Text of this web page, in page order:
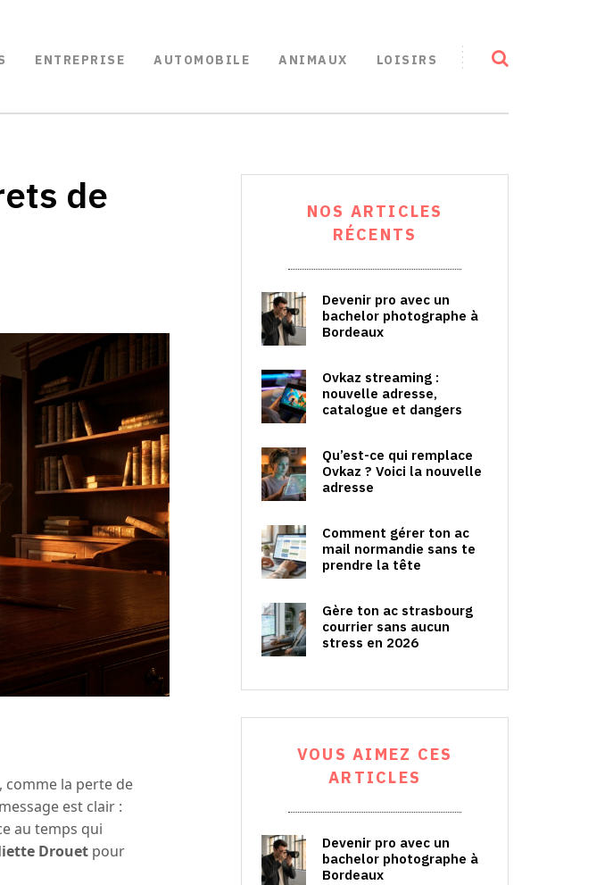
ENTREPRISE AUTOMOBILE ANIMAUX LOISIRS
de
comme la perte de
est clair :
au temps qui
Drouet pour
NOS ARTICLES
RÉCENTS
Devenir pro avec un
bachelor photographe à
Bordeaux
Ovkaz streaming :
nouvelle adresse,
catalogue et dangers
Qu’est-ce qui remplace
Ovkaz ? Voici la nouvelle
adresse
Comment gérer ton ac
mail normandie sans te
prendre la tête
Gère ton ac strasbourg
courrier sans aucun
stress en 2026
VOUS AIMEZ CES
ARTICLES
Devenir pro avec un
bachelor photographe à
Bordeaux